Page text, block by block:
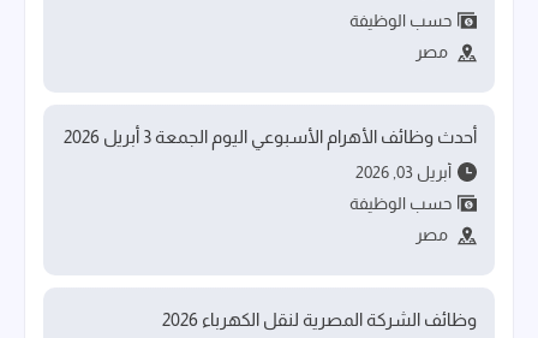
حسب الوظيفة
مصر
أحدث وظائف الأهرام الأسبوعي اليوم الجمعة 3 أبريل 2026
أبريل 03, 2026
حسب الوظيفة
مصر
وظائف الشركة المصرية لنقل الكهرباء 2026